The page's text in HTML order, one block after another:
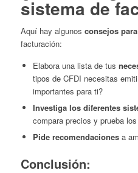
sistema de
Aquí hay algunos consejos
facturación:
Elabora una lista de tus
tipos de CFDI necesitas
importantes para ti?
Investiga los diferentes
compara precios y prueba
Pide recomendacionesa
Conclusión: